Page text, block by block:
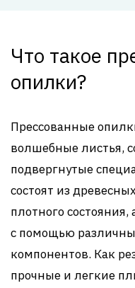
Что такое
опилки?
Прессованные
волшебные листья,
подвергнутые
состоят из
плотного
с помощью
компонентов. Как
прочные и легкие